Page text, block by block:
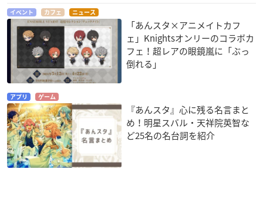
イベント カフェ ニュース
「あんスタ×アニメイトカフ
ェ」Knightsオンリーのコラボカ
フェ！超レアの眼鏡嵐に「ぶっ
倒れる」
アプリ ゲーム
『あんスタ』心に残る名言まと
め！明星スバル・天祥院英智な
ど25名の名台詞を紹介